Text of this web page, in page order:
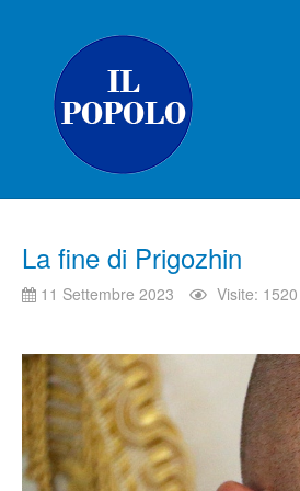
La fine di Prigozhin
11 Settembre 2023 Visite: 1520